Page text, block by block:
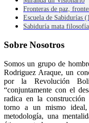
Fronteras de paz,
Escuela de Sabidurías
Sabiduría mata filosofía
Sobre Nosotros
Somos un grupo de
Rodriguez Araque, un
por la Revolución
“conjuntamente con el
radica en la
torno a un mismo
metodología, una